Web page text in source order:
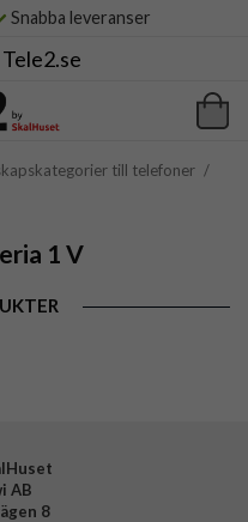
Snabba leveranser
till telefoner /
1 V
AB
8